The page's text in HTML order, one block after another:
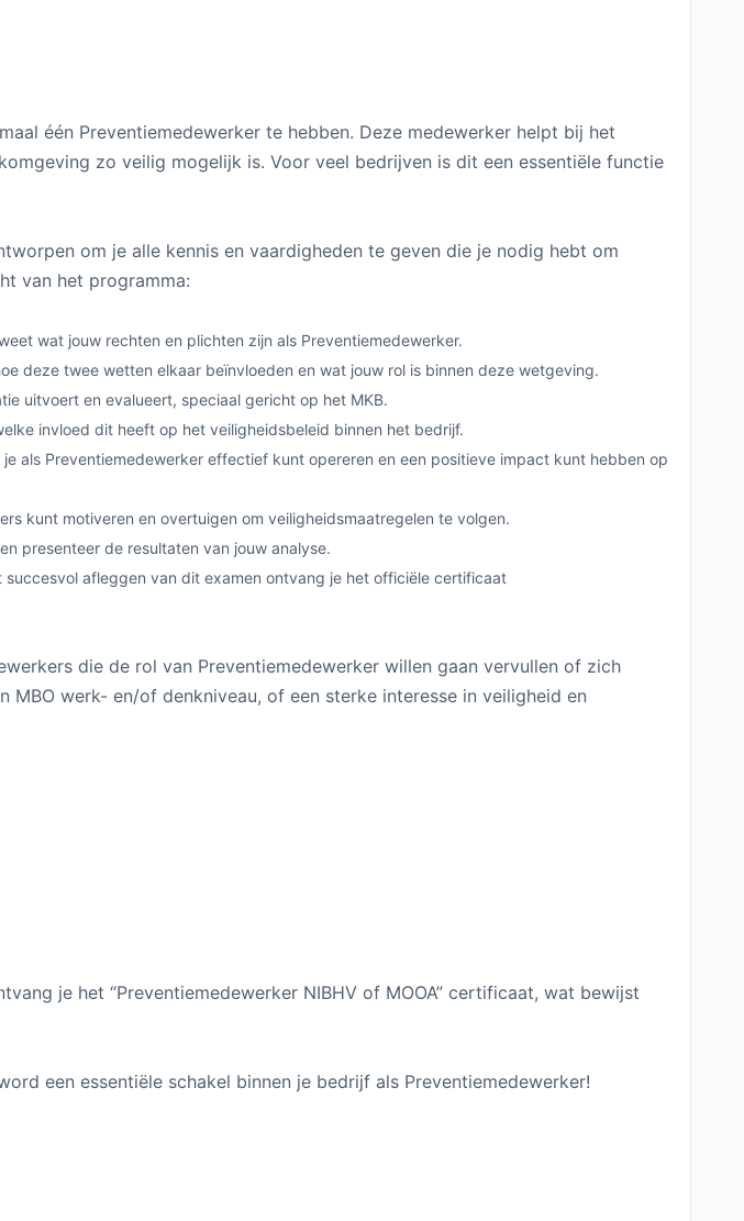
één Preventiemedewerker te hebben. Deze medewerker helpt bij het
zo veilig mogelijk is. Voor veel bedrijven is dit een essentiële functie
om je alle kennis en vaardigheden te geven die je nodig hebt om
van het programma:
wat jouw rechten en plichten zijn als Preventiemedewerker.
deze twee wetten elkaar beïnvloeden en wat jouw rol is binnen deze wetgeving.
uitvoert en evalueert, speciaal gericht op het MKB.
invloed dit heeft op het veiligheidsbeleid binnen het bedrijf.
je als Preventiemedewerker effectief kunt opereren en een positieve impact kunt hebben op
kunt motiveren en overtuigen om veiligheidsmaatregelen te volgen.
presenteer de resultaten van jouw analyse.
afleggen van dit examen ontvang je het officiële certificaat
die de rol van Preventiemedewerker willen gaan vervullen of zich
werk- en/of denkniveau, of een sterke interesse in veiligheid en
je het “Preventiemedewerker NIBHV of MOOA” certificaat, wat bewijst
een essentiële schakel binnen je bedrijf als Preventiemedewerker!